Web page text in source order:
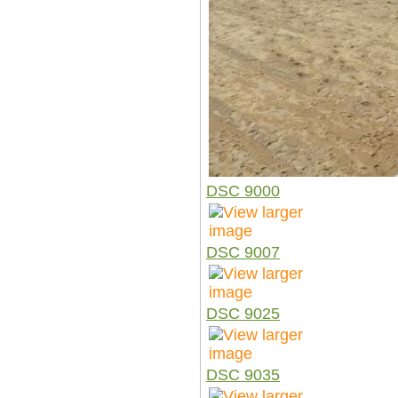
DSC 9000
DSC 9007
DSC 9025
DSC 9035